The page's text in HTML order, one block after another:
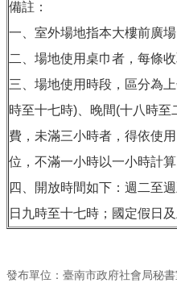
備註：
一、室外場地指本大樓前廣
二、場地使用桌巾者，每條
三、場地使用時段，區分為
時至十七時)、晚間(十八時
費，未滿三小時者，得依使
位，不滿一小時以一小時計算
四、開放時間如下：週二至
日九時至十七時；國定假日
發布單位：臺南市政府社會局秘書